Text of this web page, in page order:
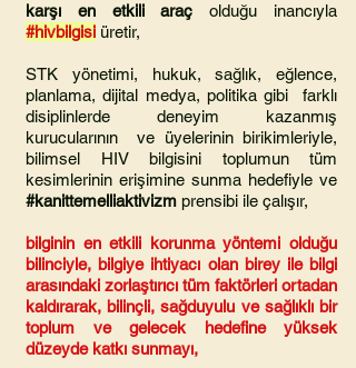
karşı en etkili araçolduğu inancıyla
#hivbilgisi üretir,
STK yönetimi, hukuk, sağlık, eğlence,
planlama, dijital medya, politika gibi farklı
disiplinlerde deneyim kazanmış
kurucularının ve üyelerinin birikimleriyle,
bilimsel HIV bilgisini toplumun tüm
kesimlerinin erişimine sunma hedefiyle ve
#kanittemelliaktivizm prensibi ile çalışır,
bilginin en etkili korunma yöntemi olduğu
bilinciyle, bilgiye ihtiyacı olan birey ile bilgi
arasındaki zorlaştırıcı tüm faktörleri ortadan
kaldırarak, bilinçli, sağduyulu ve sağlıklı bir
toplum ve gelecek hedefine yüksek
düzeyde katkı sunmayı,